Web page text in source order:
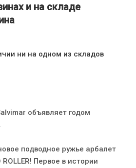
и на складе
ни на одном из складов
объявляет годом
подводное ружье арбалет
ROLLER! Первое в истории